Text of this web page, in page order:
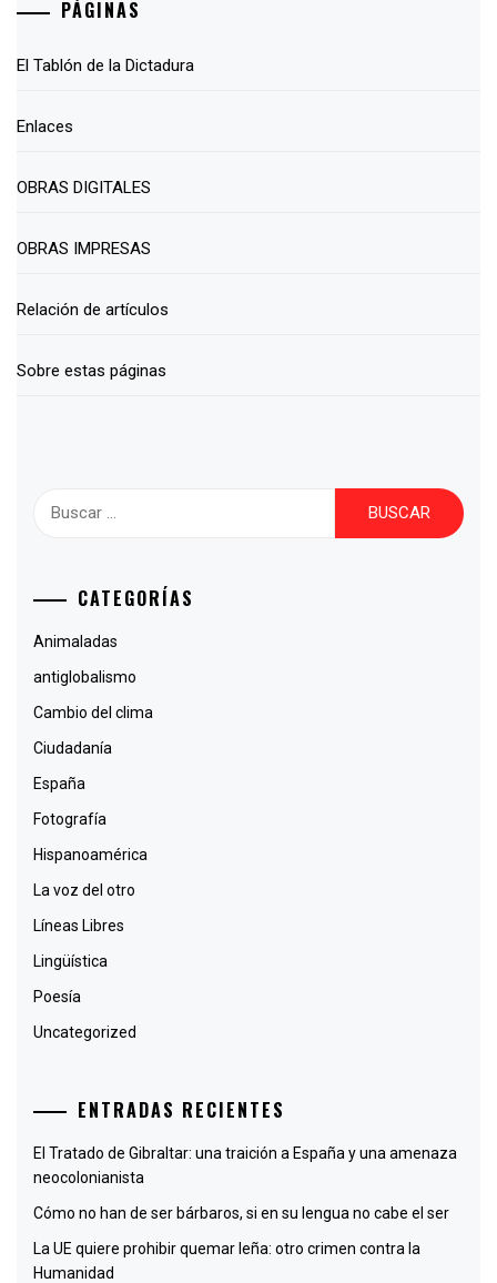
PÁGINAS
El Tablón de la Dictadura
Enlaces
OBRAS DIGITALES
OBRAS IMPRESAS
Relación de artículos
Sobre estas páginas
CATEGORÍAS
Animaladas
antiglobalismo
Cambio del clima
Ciudadanía
España
Fotografía
Hispanoamérica
La voz del otro
Líneas Libres
Lingüística
Poesía
Uncategorized
ENTRADAS RECIENTES
El Tratado de Gibraltar: una traición a España y una amenaza
neocolonianista
Cómo no han de ser bárbaros, si en su lengua no cabe el ser
La UE quiere prohibir quemar leña: otro crimen contra la
Humanidad